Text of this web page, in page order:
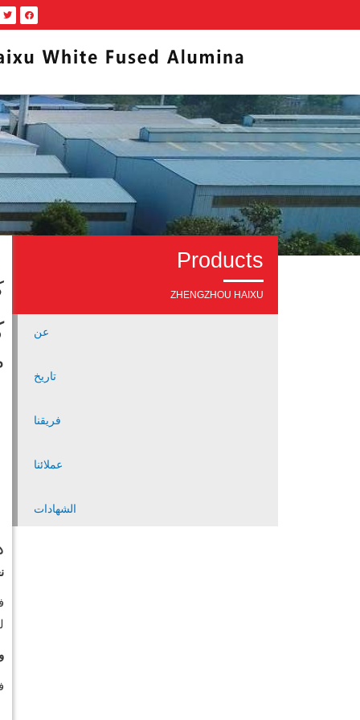
Products
ZHENGZHOU HAIXU
عن
تاريخ
فريقنا
عملائنا
الشهادات